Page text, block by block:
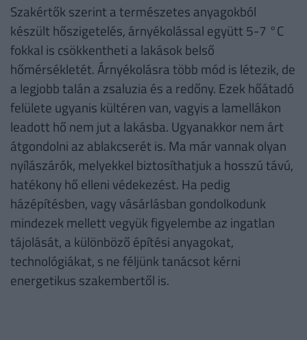
Szakértők szerint a természetes anyagokból
készült hőszigetelés, árnyékolással együtt 5-7 °C
fokkal is csökkentheti a lakások belső
hőmérsékletét. Árnyékolásra több mód is létezik, de
a legjobb talán a zsaluzia és a redőny. Ezek hőátadó
felülete ugyanis kültéren van, vagyis a lamellákon
leadott hő nem jut a lakásba. Ugyanakkor nem árt
átgondolni az ablakcserét is. Ma már vannak olyan
nyílászárók, melyekkel biztosíthatjuk a hosszú távú,
hatékony hő elleni védekezést. Ha pedig
házépítésben, vagy vásárlásban gondolkodunk
mindezek mellett vegyük figyelembe az ingatlan
tájolását, a különböző építési anyagokat,
technológiákat, s ne féljünk tanácsot kérni
energetikus szakembertől is.